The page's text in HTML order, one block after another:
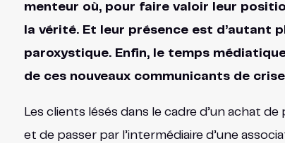
menteur où, pour faire valoir leur
la vérité. Et leur présence est d’autant
paroxystique. Enfin, le temps
de ces nouveaux communicants de
Les clients lésés dans le cadre d’un achat
et de passer par l’intermédiaire d’une